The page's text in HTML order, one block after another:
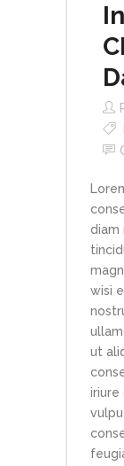
diam
wisi
ut
iriure